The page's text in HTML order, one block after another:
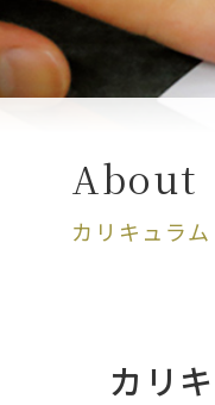
About
カリキュラ
カリ